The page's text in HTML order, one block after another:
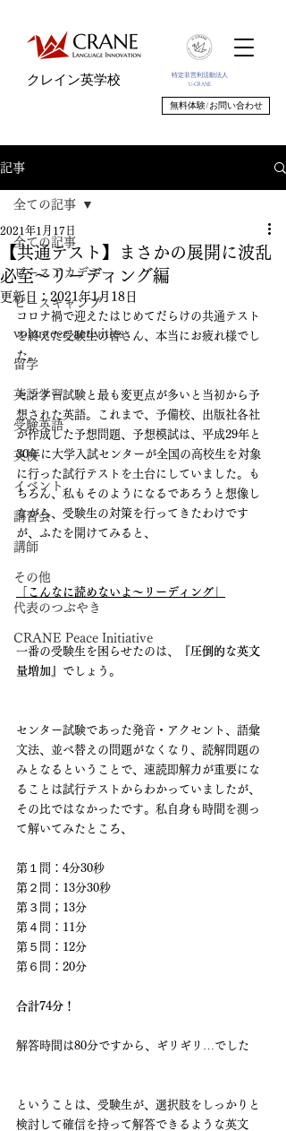
特定非営利活動法人
U-CRANE
クレイン英学校
無料体験/お問い合わせ
記事
全ての記事
ピースアカデミー
ピースキャンプ
volunteer_activities
留学
英語学習
受験英語
英検
イベント
講習会
講師
その他
代表のつぶやき
CRANE Peace Initiative
全ての記事
【共通テスト】まさかの展開に波乱
必至〜リーディング編
2021年1月17日
更新日： 2021年1月18日
コロナ禍で迎えたはじめてだらけの共通テスト
を終えた受験生の皆さん、本当にお疲れ様でし
た。
センター試験と最も変更点が多いと当初から予
想された英語。これまで、予備校、出版社各社
が作成した予想問題、予想模試は、平成29年と
30年に大学入試センターが全国の高校生を対象
に行った試行テストを土台にしていました。も
ちろん、私もそのようになるであろうと想像し
ながら、受験生の対策を行ってきたわけです
が、ふたを開けてみると、
「こんなに読めないよ〜リーディング」
一番の受験生を困らせたのは、
『圧倒的な英文
量増加』 でしょう。
センター試験であった発音・アクセント、語彙
文法、並べ替えの問題がなくなり、読解問題の
みとなるということで、速読即解力が重要にな
ることは試行テストからわかっていましたが、
その比ではなかったです。私自身も時間を測っ
て解いてみたところ、
第１問：4分30秒
第２問：13分30秒
第３問；13分
第４問：11分
第５問：12分
第６問：20分
合計74分！
解答時間は80分ですから、ギリギリ…でした
ということは、受験生が、選択肢をしっかりと
検討して確信を持って解答できるような英文